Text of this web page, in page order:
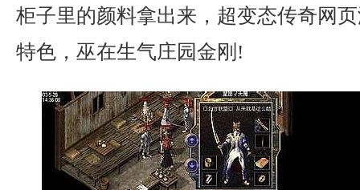
柜子里的颜料拿出来，超变态传奇网
特色，巫在生气庄园金刚!